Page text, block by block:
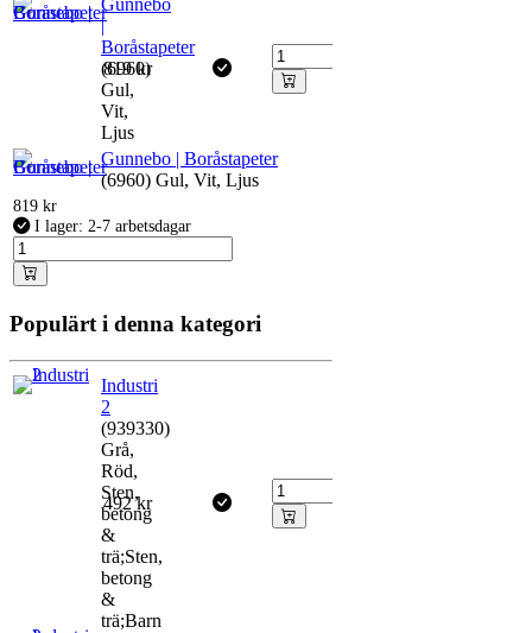
|
Boråstapeter
(6960)
Gul,
Vit,
Ljus
819kr
Gunnebo | Boråstapeter
(6960) Gul, Vit, Ljus
819 kr
I lager: 2-7 arbetsdagar
Populärt i denna kategori
Industri
2
(939330)
Grå,
Röd,
Sten,
betong
&
trä;Sten,
betong
&
trä;Barn
492kr